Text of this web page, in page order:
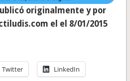
originalmente y por
el el 8/01/2015
Twitter LinkedIn